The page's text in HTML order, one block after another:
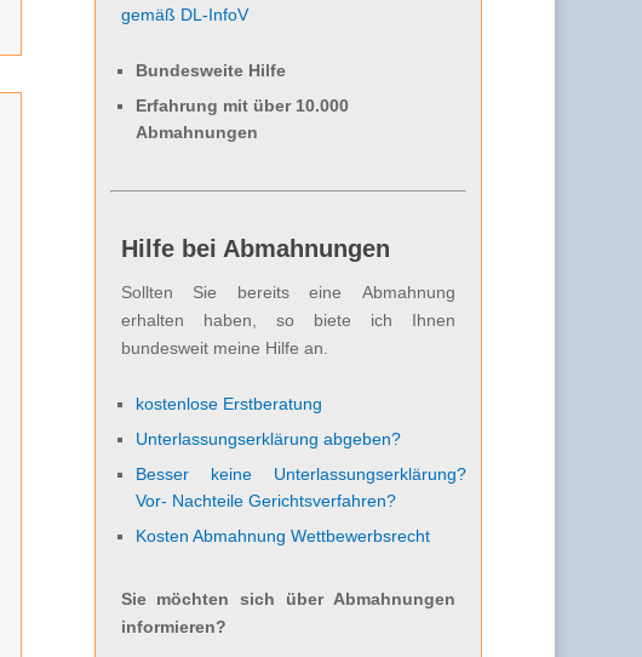
gemäß DL-InfoV
Bundesweite Hilfe
Erfahrung mit über 10.000
Abmahnungen
Hilfe bei Abmahnungen
Sollten Sie bereits eine Abmahnung
erhalten haben, so biete ich Ihnen
bundesweit meine Hilfe an.
kostenlose Erstberatung
Unterlassungserklärung abgeben?
Besser keine Unterlassungserklärung?
Vor- Nachteile Gerichtsverfahren?
Kosten Abmahnung Wettbewerbsrecht
Sie möchten sich über Abmahnungen
informieren?